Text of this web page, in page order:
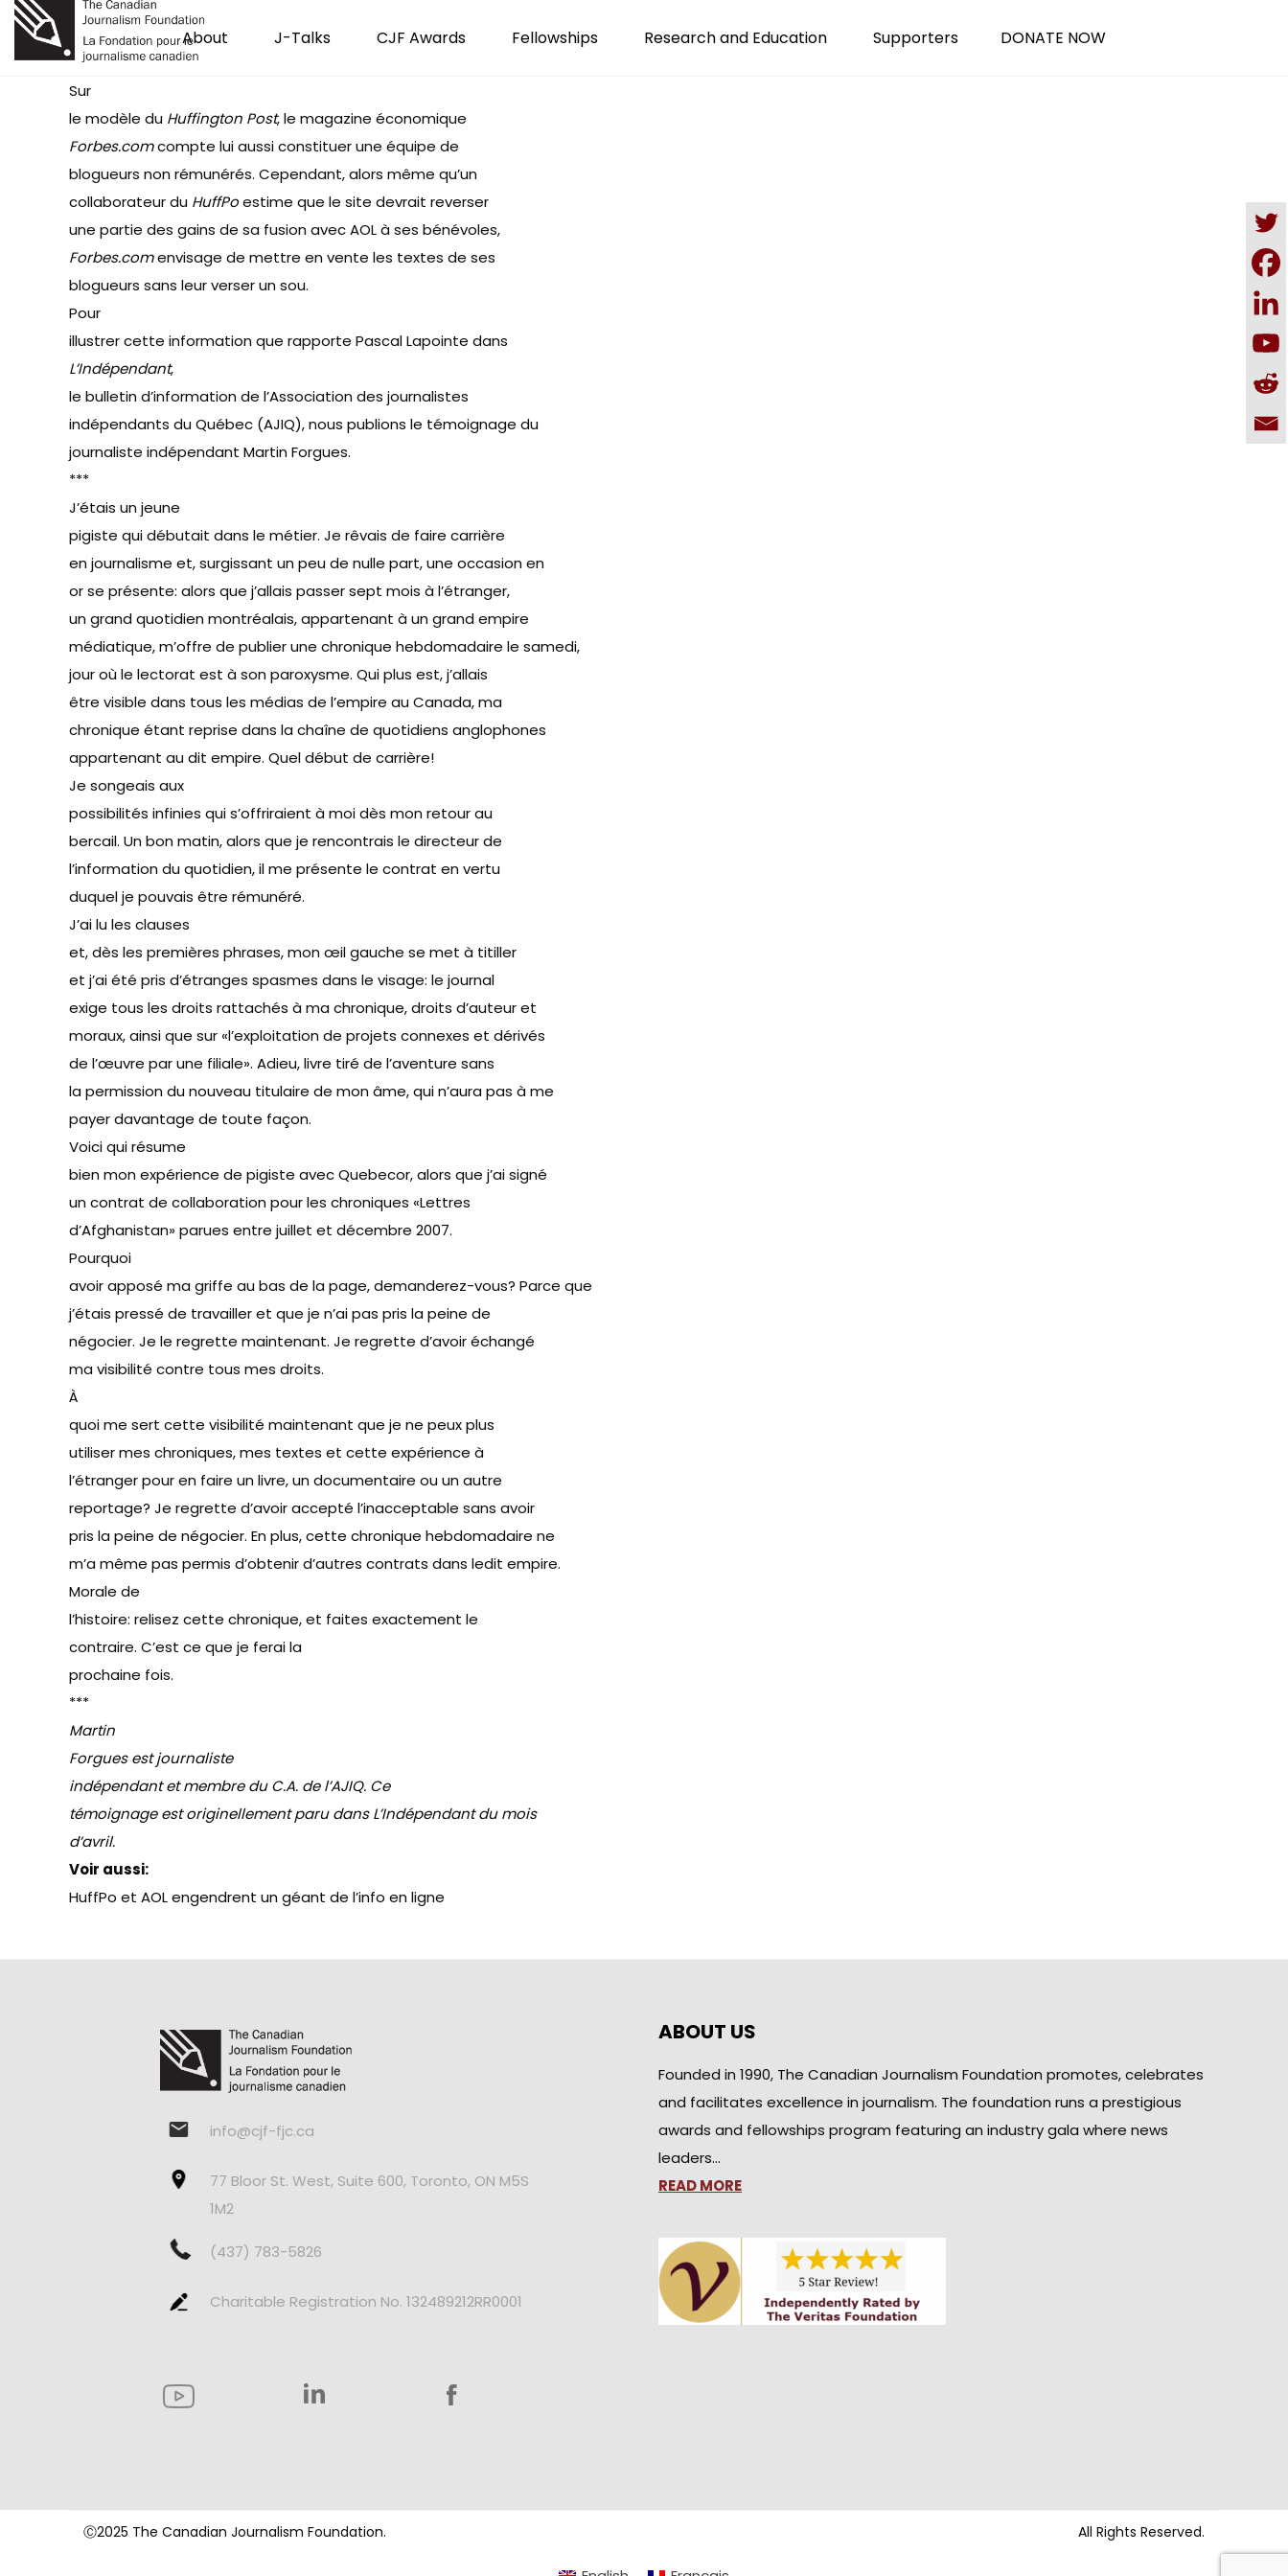
About J-Talks CJF Awards Fellowships Research and Education Supporters DONATE NOW
Sur
le modèle du Huffington Post, le magazine économique
Forbes.comcompte lui aussi constituer une équipe de
blogueurs non rémunérés. Cependant, alors même qu’un
collaborateur du HuffPoestime que le site devrait reverser
une partie des gains de sa fusion avec AOL à ses bénévoles,
Forbes.comenvisage de mettre en vente les textes de ses
blogueurs sans leur verser un sou.
Pour
illustrer cette information que rapporte Pascal Lapointe dans
L’Indépendant,
le bulletin d’information de l’Association des journalistes
indépendants du Québec (AJIQ), nous publions le témoignage du
journaliste indépendant Martin Forgues.
***
J’étais un jeune
pigiste qui débutait dans le métier. Je rêvais de faire carrière
en journalisme et, surgissant un peu de nulle part, une occasion en
or se présente: alors que j’allais passer sept mois à l’étranger,
un grand quotidien montréalais, appartenant à un grand empire
médiatique, m’offre de publier une chronique hebdomadaire le samedi,
jour où le lectorat est à son paroxysme. Qui plus est, j’allais
être visible dans tous les médias de l’empire au Canada, ma
chronique étant reprise dans la chaîne de quotidiens anglophones
appartenant au dit empire. Quel début de carrière!
Je songeais aux
possibilités infinies qui s’offriraient à moi dès mon retour au
bercail. Un bon matin, alors que je rencontrais le directeur de
l’information du quotidien, il me présente le contrat en vertu
duquel je pouvais être rémunéré.
J’ai lu les clauses
et, dès les premières phrases, mon œil gauche se met à titiller
et j’ai été pris d’étranges spasmes dans le visage: le journal
exige tous les droits rattachés à ma chronique, droits d’auteur et
moraux, ainsi que sur «l’exploitation de projets connexes et dérivés
de l’œuvre par une filiale». Adieu, livre tiré de l’aventure sans
la permission du nouveau titulaire de mon âme, qui n’aura pas à me
payer davantage de toute façon.
Voici qui résume
bien mon expérience de pigiste avec Quebecor, alors que j’ai signé
un contrat de collaboration pour les chroniques «Lettres
d’Afghanistan» parues entre juillet et décembre 2007.
Pourquoi
avoir apposé ma griffe au bas de la page, demanderez-vous? Parce que
j’étais pressé de travailler et que je n’ai pas pris la peine de
négocier. Je le regrette maintenant. Je regrette d’avoir échangé
ma visibilité contre tous mes droits.
À
quoi me sert cette visibilité maintenant que je ne peux plus
utiliser mes chroniques, mes textes et cette expérience à
l’étranger pour en faire un livre, un documentaire ou un autre
reportage? Je regrette d’avoir accepté l’inacceptable sans avoir
pris la peine de négocier. En plus, cette chronique hebdomadaire ne
m’a même pas permis d’obtenir d’autres contrats dans ledit empire.
Morale de
l’histoire: relisez cette chronique, et faites exactement le
contraire. C’est ce que je ferai la
prochaine fois.
***
Martin
Forgues est journaliste
indépendant et membre du C.A. de l’AJIQ. Ce
témoignage est originellement paru dans L’Indépendant du mois
d’avril.
Voir aussi:
HuffPo et AOL engendrent un géant de l’info en ligne
info@cjf-fjc.ca
77 Bloor St. West, Suite 600, Toronto, ON M5S
1M2
(437) 783-5826
Charitable Registration No. 132489212RR0001
ABOUT US
Founded in 1990, The Canadian Journalism Foundation promotes, celebrates
and facilitates excellence in journalism. The foundation runs a prestigious
awards and fellowships program featuring an industry gala where news
leaders…
READ MORE
Ⓒ2025 The Canadian Journalism Foundation. All Rights Reserved.